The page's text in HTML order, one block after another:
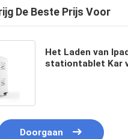
De Beste Prijs Voor
Het Laden van
stationtablet Kar
Doorgaan